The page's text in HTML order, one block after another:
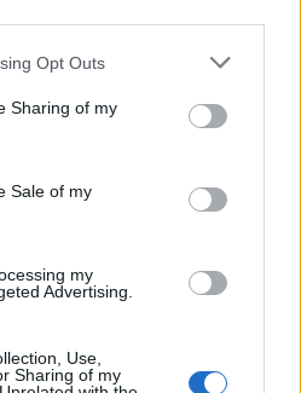
Opt Outs
Sharing of my
Sale of my
my
Advertising.
Use,
Sharing of my
μια "μικρή" δυσκολία στην
βήχας. Συνηθίζουμε να